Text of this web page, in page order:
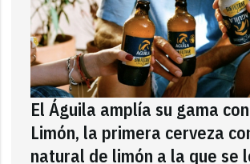
El Águila amplía su gama
Limón, la primera cerveza
natural de limón a la que se